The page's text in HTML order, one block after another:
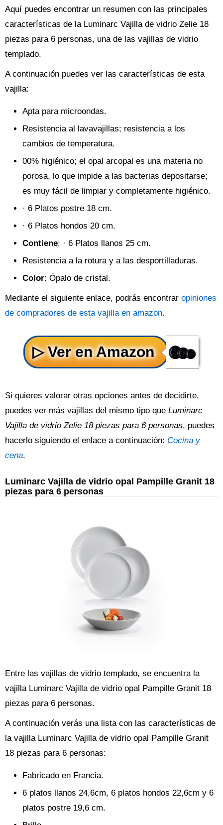
Aquí puedes encontrar un resumen con las principales
características de la Luminarc Vajilla de vidrio Zelie 18
piezas para 6 personas, una de las vajillas de vidrio
templado.
A continuación puedes ver las características de esta
vajilla:
Apta para microondas.
Resistencia al lavavajillas; resistencia a los
cambios de temperatura.
00% higiénico; el opal arcopal es una materia no
porosa, lo que impide a las bacterias depositarse;
es muy fácil de limpiar y completamente higiénico.
· 6 Platos postre 18 cm.
· 6 Platos hondos 20 cm.
Contiene: · 6 Platos llanos 25 cm.
Resistencia a la rotura y a las desportilladuras.
Color: Ópalo de cristal.
Mediante el siguiente enlace, podrás encontrar opiniones
de compradores de esta vajilla en amazon.
Si quieres valorar otras opciones antes de decidirte,
puedes ver más vajillas del mismo tipo que Luminarc
Vajilla de vidrio Zelie 18 piezas para 6 personas, puedes
hacerlo siguiendo el enlace a continuación: Cocina y
cena.
Luminarc Vajilla de vidrio opal Pampille Granit 18
piezas para 6 personas
Entre las vajillas de vidrio templado, se encuentra la
vajilla Luminarc Vajilla de vidrio opal Pampille Granit 18
piezas para 6 personas.
A continuación verás una lista con las características de
la vajilla Luminarc Vajilla de vidrio opal Pampille Granit
18 piezas para 6 personas:
Fabricado en Francia.
6 platos llanos 24,6cm, 6 platos hondos 22,6cm y 6
platos postre 19,6 cm.